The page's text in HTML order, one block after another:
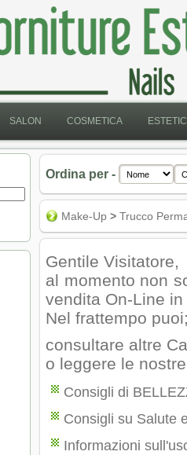
SALON COSMETICA
Ordina per -
Make-Up > Trucco
Gentile Visitatore,
al momento non
vendita On-Line
Nel frattempo
consultare altre
o leggere le
Consigli di
Consigli su Salute
Informazioni